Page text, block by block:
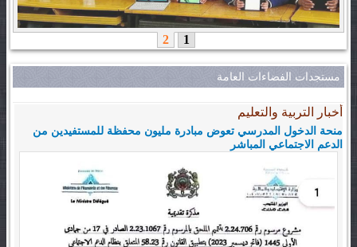
1
2
مستجدات الفضاءات العامة
أخبار التربية والتعليم
منحة الدخول المدرسي تعوض مبادرة مليون محفظة للمستفيدين من
الدعم الاجتماعي المباشر